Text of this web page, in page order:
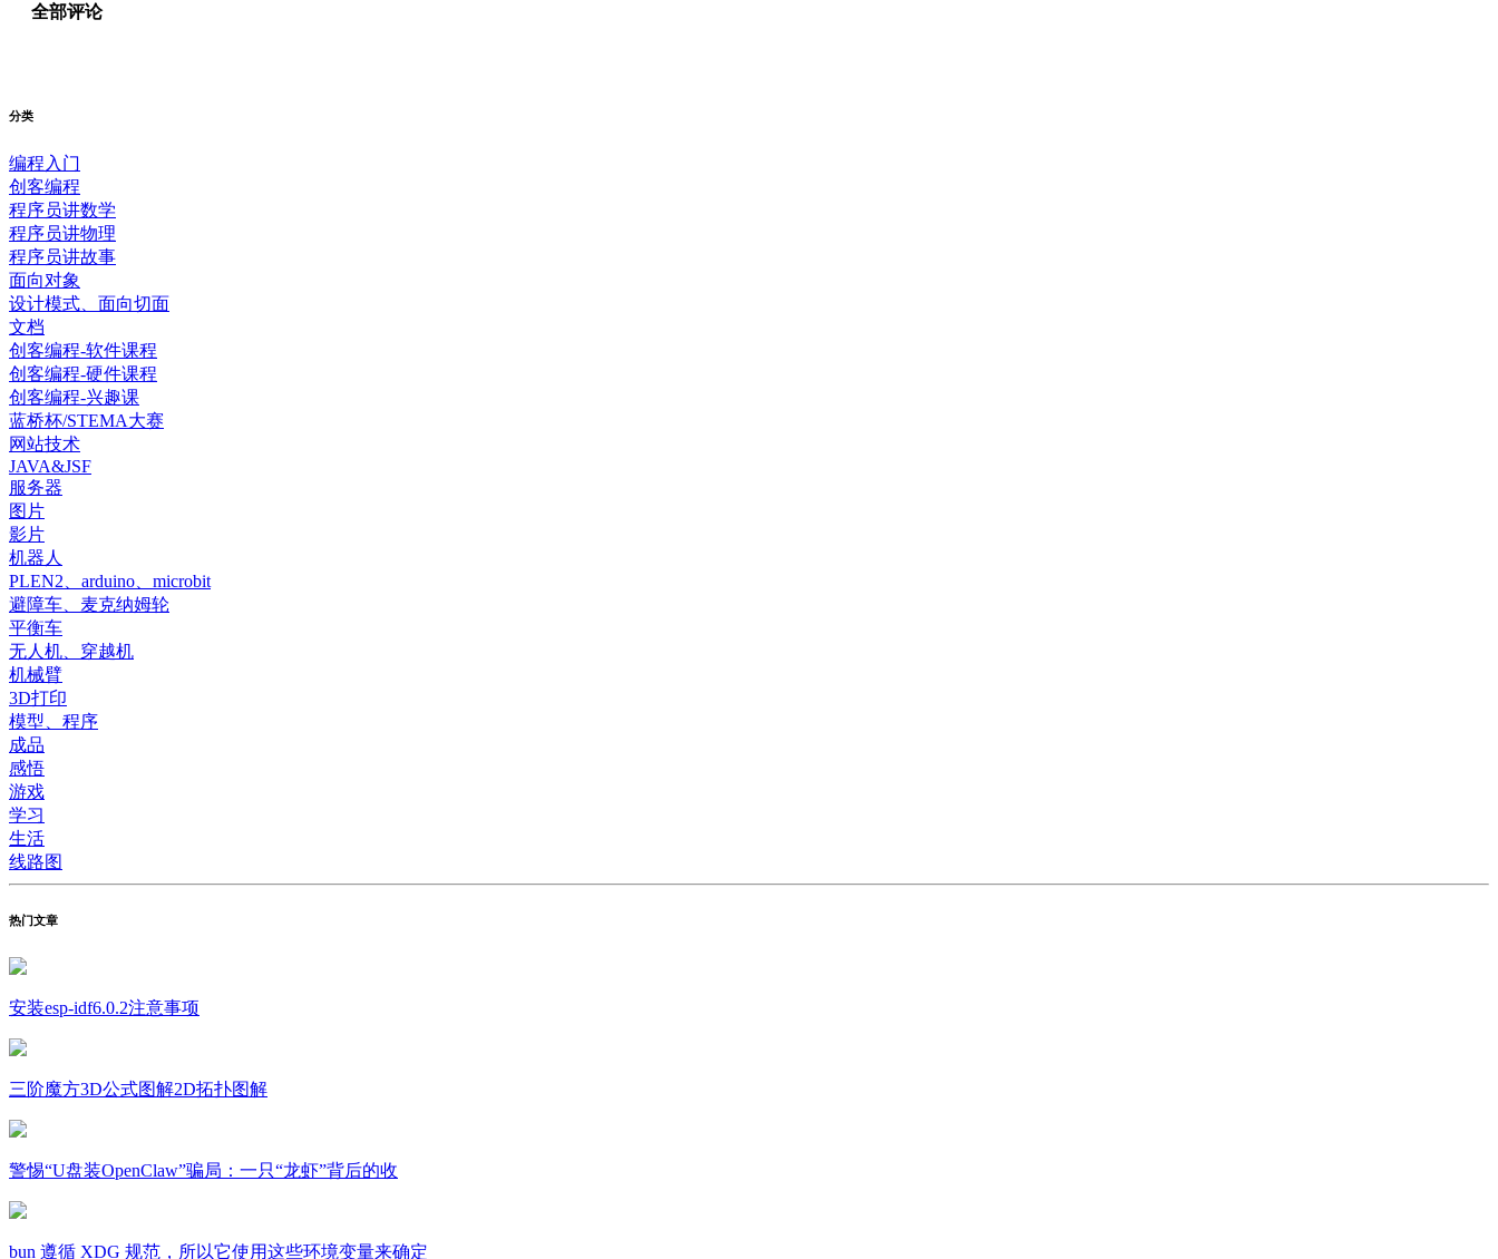
全部评论
分类
编程入门
创客编程
程序员讲数学
程序员讲物理
程序员讲故事
面向对象
设计模式、面向切面
文档
创客编程-软件课程
创客编程-硬件课程
创客编程-兴趣课
蓝桥杯/STEMA大赛
网站技术
JAVA&JSF
服务器
图片
影片
机器人
PLEN2、arduino、microbit
避障车、麦克纳姆轮
平衡车
无人机、穿越机
机械臂
3D打印
模型、程序
成品
感悟
游戏
学习
生活
线路图
热门文章
安装esp-idf6.0.2注意事项
三阶魔方3D公式图解2D拓扑图解
警惕“U盘装OpenClaw”骗局：一只“龙虾”背后的收
bun 遵循 XDG 规范，所以它使用这些环境变量来确定